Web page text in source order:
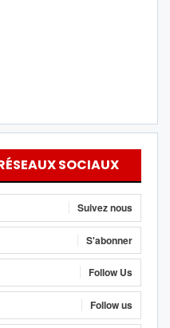
SOCIAUX
Suivez nous
S'abonner
Follow Us
Follow us